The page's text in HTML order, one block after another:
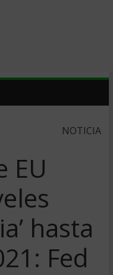
NOTICIA
EU
hasta
Fed